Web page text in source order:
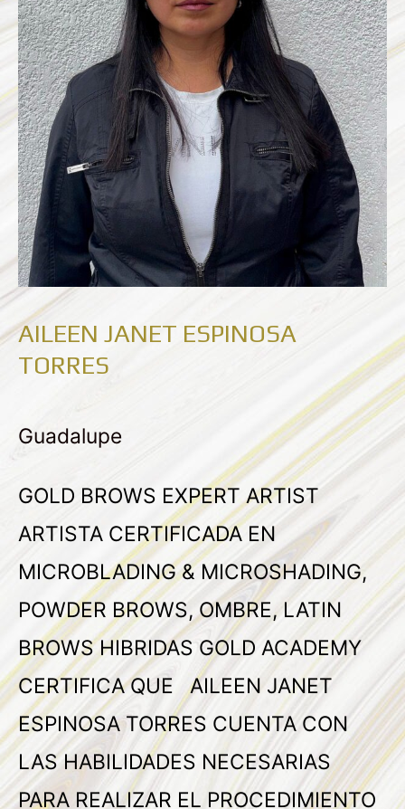
AILEEN JANET ESPINOSA
TORRES
Guadalupe
GOLD BROWS EXPERT ARTIST
ARTISTA CERTIFICADA EN
MICROBLADING & MICROSHADING,
POWDER BROWS, OMBRE, LATIN
BROWS HIBRIDAS GOLD ACADEMY
CERTIFICA QUE AILEEN JANET
ESPINOSA TORRES CUENTA CON
LAS HABILIDADES NECESARIAS
PARA REALIZAR EL PROCEDIMIENTO